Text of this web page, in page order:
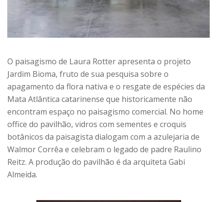
O paisagismo de Laura Rotter apresenta o projeto
Jardim Bioma, fruto de sua pesquisa sobre o
apagamento da flora nativa e o resgate de espécies da
Mata Atlântica catarinense que historicamente não
encontram espaço no paisagismo comercial. No home
office do pavilhão, vidros com sementes e croquis
botânicos da paisagista dialogam com a azulejaria de
Walmor Corrêa e celebram o legado de padre Raulino
Reitz. A produção do pavilhão é da arquiteta Gabi
Almeida.